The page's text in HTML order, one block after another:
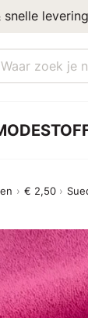
levering
€ 2,50